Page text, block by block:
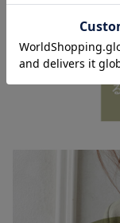
5%OFF
裏毛裏起毛ラッフ
ニティ・授乳パジ
ャマ【出産後も長